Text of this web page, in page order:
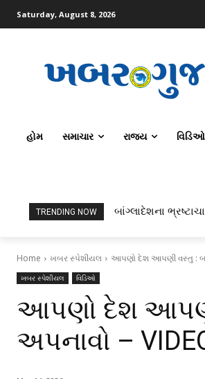
Saturday, August 8, 2026
હોમ સમાચાર રાજ્ય વિડિઓ
TRENDING NOW બાંગ્લાદેશના
Home ખબર સ્પેશીયલ આપણો દેશ આપણી વસ્તુ :
ખબર સ્પેશીયલ વિડિઓ
આપણો દેશ આપણી
અપનાવો –